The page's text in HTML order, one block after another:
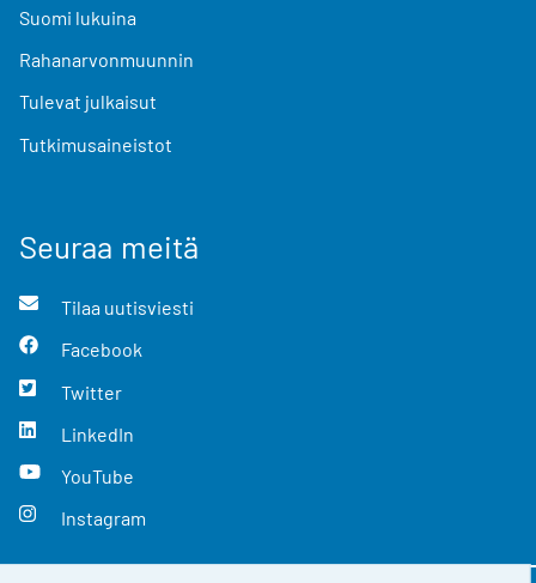
Suomi lukuina
Rahanarvonmuunnin
Tulevat julkaisut
Tutkimusaineistot
Seuraa meitä
Tilaa uutisviesti
Facebook
Twitter
LinkedIn
YouTube
Instagram